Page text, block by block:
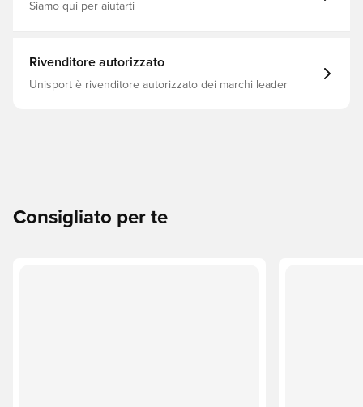
Siamo qui per aiutarti
Rivenditore autorizzato
Unisport è rivenditore autorizzato dei marchi leader
Consigliato per te